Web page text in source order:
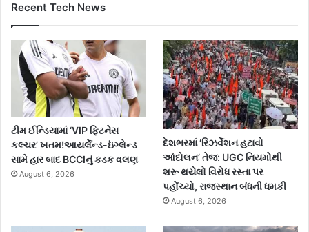
Recent Tech News
ટીમ ઈન્ડિયામાં ‘VIP ફિટનેસ
કલ્ચર’ ખતમ!આયર્લેન્ડ-ઇંગ્લેન્ડ
સામે હાર બાદ BCCIનું કડક વલણ
August 6, 2026
દેશભરમાં ‘રિઝર્વેશન હટાવો
આંદોલન’ તેજ: UGC નિયમોથી
શરૂ થયેલો વિરોધ રસ્તા પર
પહોંચ્યો, રાજસ્થાન બંધની ધમકી
August 6, 2026